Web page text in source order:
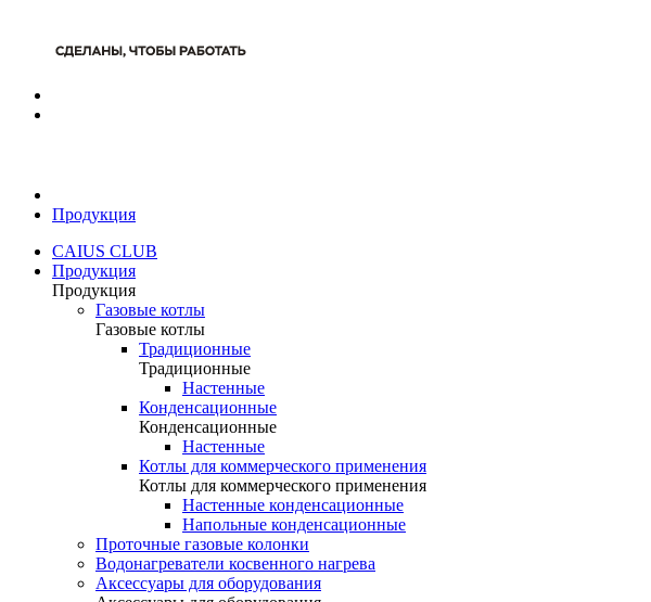
Продукция
CAIUS CLUB
Продукция
Продукция
Газовые котлы
Газовые котлы
Традиционные
Традиционные
Настенные
Конденсационные
Конденсационные
Настенные
Котлы для коммерческого применения
Котлы для коммерческого применения
Настенные конденсационные
Напольные конденсационные
Проточные газовые колонки
Водонагреватели косвенного нагрева
Аксессуары для оборудования